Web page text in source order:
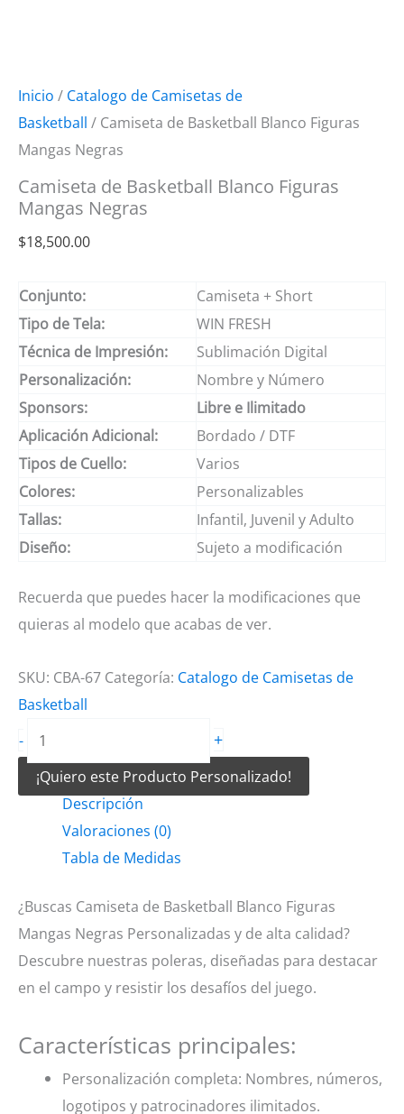
Inicio / Catalogo de Camisetas de
Basketball / Camiseta de Basketball Blanco Figuras
Mangas Negras
Camiseta de Basketball Blanco Figuras
Mangas Negras
$18,500.00
Conjunto:
Camiseta + Short
Tipo de Tela:
WIN FRESH
Técnica de Impresión:
Sublimación Digital
Personalización:
Nombre y Número
Sponsors:
Libre e Ilimitado
Aplicación Adicional:
Bordado / DTF
Tipos de Cuello:
Varios
Colores:
Personalizables
Tallas:
Infantil, Juvenil y Adulto
Diseño:
Sujeto a modificación
Recuerda que puedes hacer la modificaciones que
quieras al modelo que acabas de ver.
SKU: CBA-67 Categoría: Catalogo de Camisetas de
Basketball
-
Camiseta
de
Basketball
Blanco
Figuras
Mangas
+
¡Quiero este Producto Personalizado!
Descripción
Valoraciones (0)
Tabla de Medidas
¿Buscas Camiseta de Basketball Blanco Figuras
Mangas Negras Personalizadas y de alta calidad?
Descubre nuestras poleras, diseñadas para destacar
en el campo y resistir los desafíos del juego.
Características principales:
Personalización completa: Nombres, números,
logotipos y patrocinadores ilimitados.